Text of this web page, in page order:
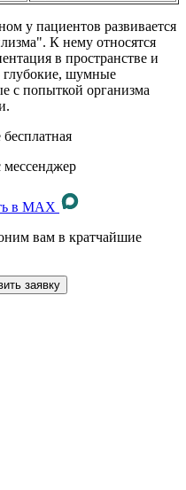
у пациентов развивается
К нему относятся
в пространстве и
глубокие, шумные
с попыткой организма
бесплатная
в MAX
вам в кратчайшие
заявку